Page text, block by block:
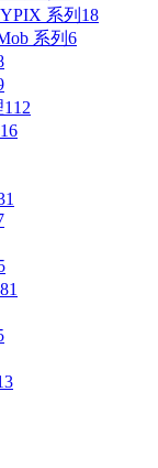
系列 18
系列 6
112
16